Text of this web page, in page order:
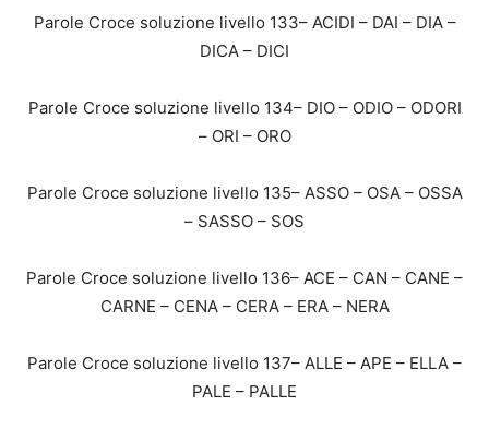
Parole Croce soluzione livello 133– ACIDI – DAI – DIA –
DICA – DICI
Parole Croce soluzione livello 134– DIO – ODIO – ODORI
– ORI – ORO
Parole Croce soluzione livello 135– ASSO – OSA – OSSA
– SASSO – SOS
Parole Croce soluzione livello 136– ACE – CAN – CANE –
CARNE – CENA – CERA – ERA – NERA
Parole Croce soluzione livello 137– ALLE – APE – ELLA –
PALE – PALLE